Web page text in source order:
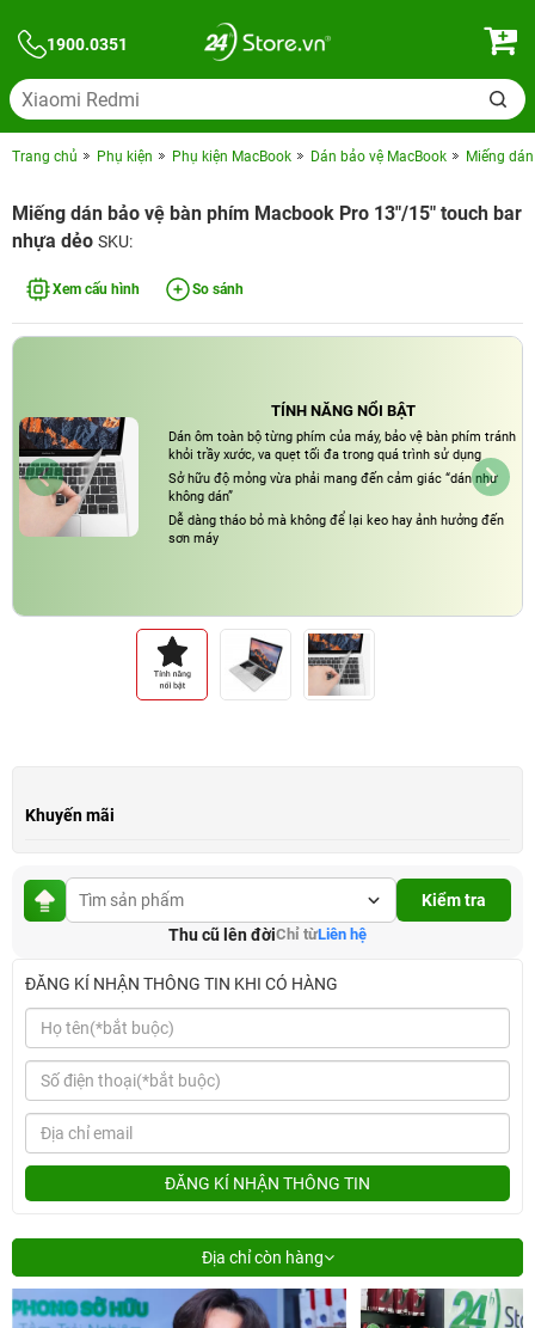
1900.0351
Trang chủ Phụ kiện Phụ kiện MacBook Dán bảo vệ MacBook Miếng
Miếng dán bảo vệ bàn phím Macbook Pro 13"/15" touch bar
nhựa dẻo SKU:
Xem cấu hình So sánh
TÍNH NĂNG NỔI BẬT
Dán ôm toàn bộ từng phím của máy, bảo vệ bàn phím tránh
khỏi trầy xước, va quẹt tối đa trong quá trình sử dụng
Sở hữu độ mỏng vừa phải mang đến cảm giác “dán như
không dán”
Dễ dàng tháo bỏ mà không để lại keo hay ảnh hưởng đến
sơn máy
Khuyến mãi
Kiểm tra
Thu cũ lên đờiChỉ từLiên hệ
ĐĂNG KÍ NHẬN THÔNG TIN KHI CÓ HÀNG
ĐĂNG KÍ NHẬN THÔNG TIN
Địa chỉ còn hàng